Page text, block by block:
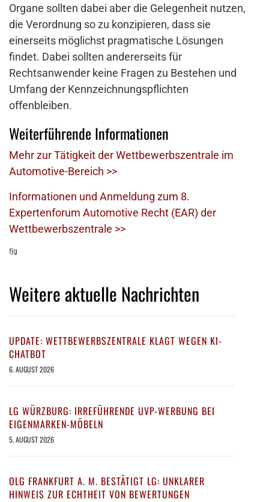
Organe sollten dabei aber die Gelegenheit nutzen,
die Verordnung so zu konzipieren, dass sie
einerseits möglichst pragmatische Lösungen
findet. Dabei sollten andererseits für
Rechtsanwender keine Fragen zu Bestehen und
Umfang der Kennzeichnungspflichten
offenbleiben.
Weiterführende Informationen
Mehr zur Tätigkeit der Wettbewerbszentrale im
Automotive-Bereich >>
Informationen und Anmeldung zum 8.
Expertenforum Automotive Recht (EAR) der
Wettbewerbszentrale >>
fjg
Weitere aktuelle Nachrichten
UPDATE: WETTBEWERBSZENTRALE KLAGT WEGEN KI-
CHATBOT
6. AUGUST 2026
LG WÜRZBURG: IRREFÜHRENDE UVP-WERBUNG BEI
EIGENMARKEN-MÖBELN
5. AUGUST 2026
OLG FRANKFURT A. M. BESTÄTIGT LG: UNKLARER
HINWEIS ZUR ECHTHEIT VON BEWERTUNGEN